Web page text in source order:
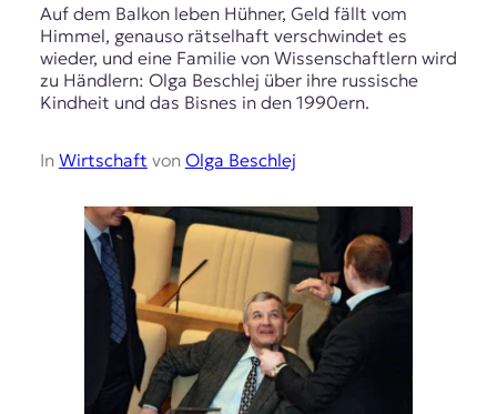
Auf dem Balkon leben Hühner, Geld fällt vom
Himmel, genauso rätselhaft verschwindet es
wieder, und eine Familie von Wissenschaftlern wird
zu Händlern: Olga Beschlej über ihre russische
Kindheit und das Bisnes in den 1990ern.
In Wirtschaft von Olga Beschlej